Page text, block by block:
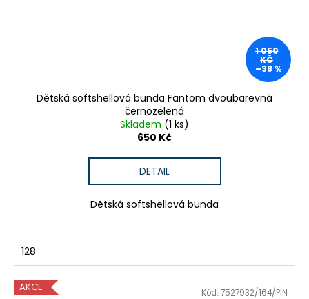
1 050
KČ
–38 %
Dětská softshellová bunda Fantom dvoubarevná
černozelená
Skladem (1 ks)
650 Kč
DETAIL
Dětská softshellová bunda
128
AKCE Kód: 7527932/164/PIN